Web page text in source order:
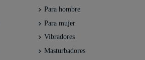
Para hombre
Para mujer
Vibradores
Masturbadores